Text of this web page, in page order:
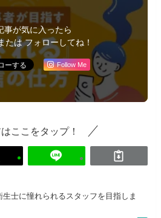
事が気に入ったら
たは フォローしてね！
Follow Me
ここをタップ！
生士に憧れられるスタッフを目指しま